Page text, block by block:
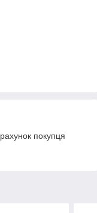
покупця